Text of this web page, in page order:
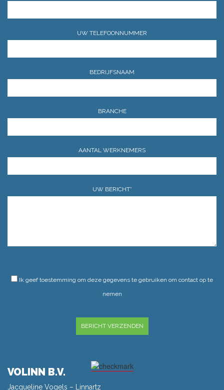
UW TELEFOONNUMMER
BEDRIJFSNAAM
BRANCHE
AANTAL WERKNEMERS
UW BERICHT*
Ik geef toestemming om deze gegevens te gebruiken om contact op te
nemen
VOLINN B.V.
Jacqueline Vogels – Linnartz